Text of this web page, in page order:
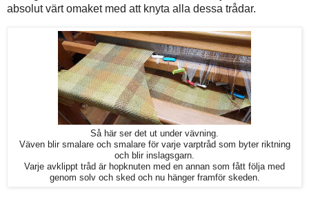
absolut värt omaket med att knyta alla dessa trådar.
Så här ser det ut under vävning.
Väven blir smalare och smalare för varje varptråd som byter riktning
och blir inslagsgarn.
Varje avklippt tråd är hopknuten med en annan som fått följa med
genom solv och sked och nu hänger framför skeden.